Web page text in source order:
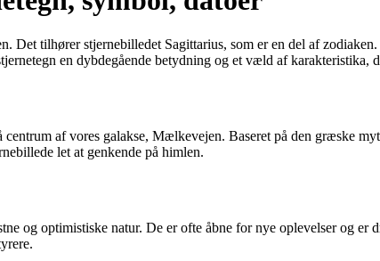
Det tilhører stjernebilledet Sagittarius, som er en del af
en dybdegående betydning og et væld af karakteristika,
af vores galakse, Mælkevejen. Baseret på den græske
let at genkende på himlen.
og optimistiske natur. De er ofte åbne for nye oplevelser og